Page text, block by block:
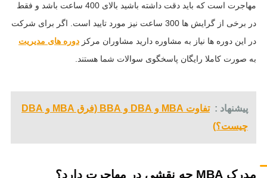
مهاجرت است که باید دقت داشته باشید بالای 400 ساعت باشد و فقط
در برخی از گرایش ها 300 ساعت نیز مورد تایید است. اگر برای شرکت
در این دوره ها نیاز به مشاوره دارید مشاوران مرکز دوره های مدیریت
به صورت کاملا رایگان پاسخگوی سوالات شما هستند.
پیشنهاد :
تفاوت MBA و DBA و BBA (فرق MBA و DBA
چیست؟)
مدرک MBA چه نقشی در مهاجرت دارد؟